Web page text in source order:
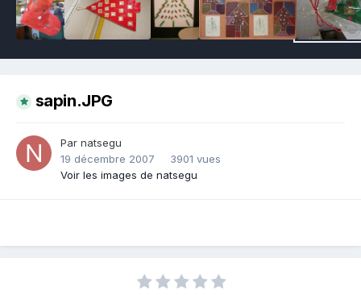
sapin.JPG
Par natsegu
19 décembre 2007
3901 vues
Voir les images de natsegu